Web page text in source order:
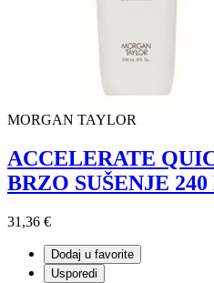
MORGAN TAYLOR
ACCELERATE
BRZO SUŠENJE
31,36 €
Dodaj u favorite
Usporedi